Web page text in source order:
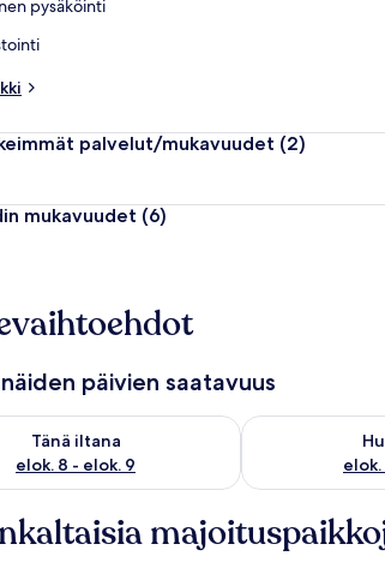
pysäköinti
palvelut/mukavuudet (2)
mukavuudet (6)
päivien saatavuus
Tänä iltana
elok. 8 - elok. 9
illan saatavuus elok. 8 - elok. 9
elok.
Tarkista